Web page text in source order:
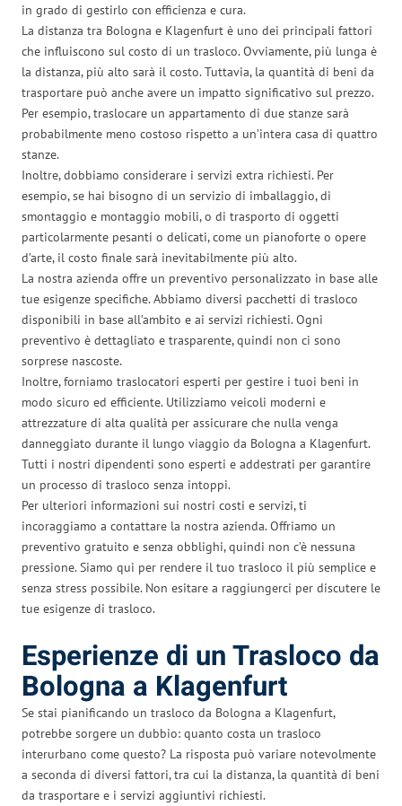
in grado di gestirlo con efficienza e cura.
La distanza tra Bologna e Klagenfurt è uno dei principali fattori
che influiscono sul costo di un trasloco. Ovviamente, più lunga è
la distanza, più alto sarà il costo. Tuttavia, la quantità di beni da
trasportare può anche avere un impatto significativo sul prezzo.
Per esempio, traslocare un appartamento di due stanze sarà
probabilmente meno costoso rispetto a un’intera casa di quattro
stanze.
Inoltre, dobbiamo considerare i servizi extra richiesti. Per
esempio, se hai bisogno di un servizio di imballaggio, di
smontaggio e montaggio mobili, o di trasporto di oggetti
particolarmente pesanti o delicati, come un pianoforte o opere
d’arte, il costo finale sarà inevitabilmente più alto.
La nostra azienda offre un preventivo personalizzato in base alle
tue esigenze specifiche. Abbiamo diversi pacchetti di trasloco
disponibili in base all’ambito e ai servizi richiesti. Ogni
preventivo è dettagliato e trasparente, quindi non ci sono
sorprese nascoste.
Inoltre, forniamo traslocatori esperti per gestire i tuoi beni in
modo sicuro ed efficiente. Utilizziamo veicoli moderni e
attrezzature di alta qualità per assicurare che nulla venga
danneggiato durante il lungo viaggio da Bologna a Klagenfurt.
Tutti i nostri dipendenti sono esperti e addestrati per garantire
un processo di trasloco senza intoppi.
Per ulteriori informazioni sui nostri costi e servizi, ti
incoraggiamo a contattare la nostra azienda. Offriamo un
preventivo gratuito e senza obblighi, quindi non c’è nessuna
pressione. Siamo qui per rendere il tuo trasloco il più semplice e
senza stress possibile. Non esitare a raggiungerci per discutere le
tue esigenze di trasloco.
Esperienze di un Trasloco da
Bologna a Klagenfurt
Se stai pianificando un trasloco da Bologna a Klagenfurt,
potrebbe sorgere un dubbio: quanto costa un trasloco
interurbano come questo? La risposta può variare notevolmente
a seconda di diversi fattori, tra cui la distanza, la quantità di beni
da trasportare e i servizi aggiuntivi richiesti.